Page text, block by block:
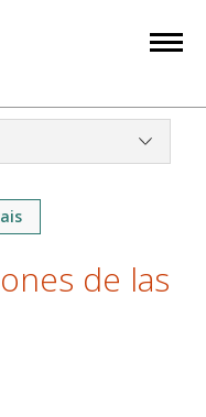
de las